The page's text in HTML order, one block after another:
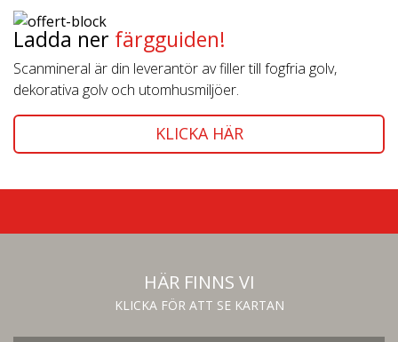
Ladda ner färgguiden!
Scanmineral är din leverantör av filler till fogfria golv,
dekorativa golv och utomhusmiljöer.
KLICKA HÄR
HÄR FINNS VI
KLICKA FÖR ATT SE KARTAN